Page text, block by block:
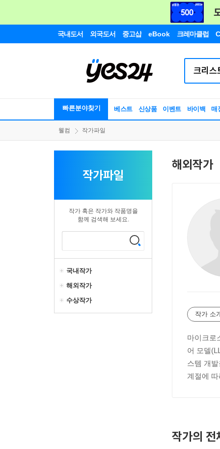
국내도서 외국도서 중고샵 eBook 크레마클럽
빠른분야찾기 베스트 신상품 이벤트 바이백 매
웰컴 작가파일
작가파일
작가 혹은 작가와 작품명을
함께 검색해 보세요.
국내작가
해외작가
수상작가
해외작가
작가 소
마이크로
어 모델
스템 개
계절에
작가의 전